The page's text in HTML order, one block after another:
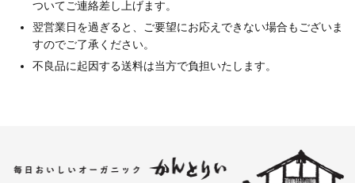
ついてご連絡差し上げます。
翌営業日を過ぎると、ご要望にお応えできない場合もございま
すのでご了承ください。
不良品に起因する送料は当方で負担いたします。